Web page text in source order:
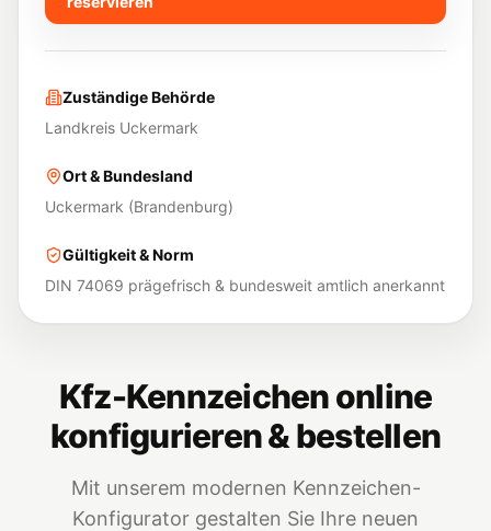
Zuständige Behörde
Landkreis Uckermark
Ort & Bundesland
Uckermark (Brandenburg)
Gültigkeit & Norm
DIN 74069 prägefrisch & bundesweit amtlich anerkannt
Kfz-Kennzeichen online
konfigurieren & bestellen
Mit unserem modernen Kennzeichen-
Konfigurator gestalten Sie Ihre neuen